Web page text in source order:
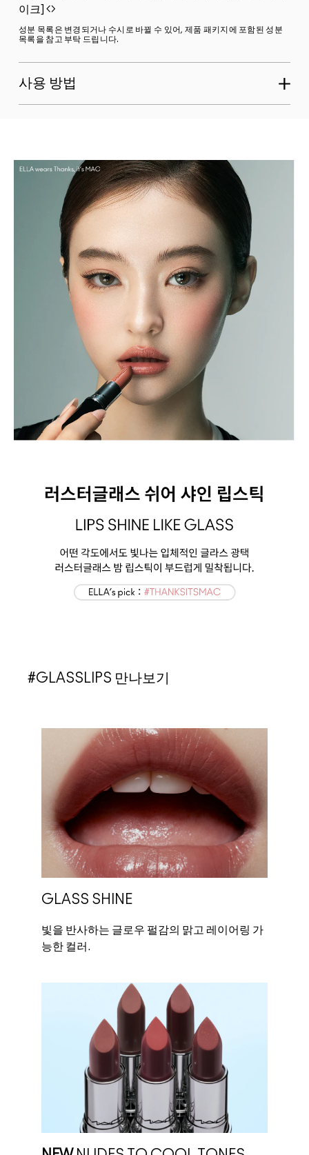
이크]
성분 목록은 변경되거나 수시로 바뀔 수 있어, 제품 패키지에 포함된 성분
목록을 참고 부탁 드립니다.
사용 방법
#GLASSLIPS 만나보기
GLASS SHINE
빛을 반사하는 글로우 펄감의 맑고 레이어링 가
능한 컬러.